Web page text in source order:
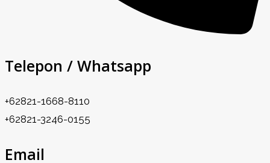
Telepon / Whatsapp
+62821-1668-8110
+62821-3246-0155
Email